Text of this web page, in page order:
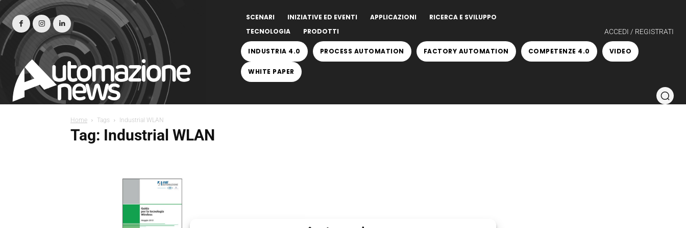
SCENARI INIZIATIVE ED EVENTI APPLICAZIONI
RICERCA E SVILUPPO
TECNOLOGIA
PRODOTTI ACCEDI / REGISTRATI
INDUSTRIA 4.0 PROCESS AUTOMATION FACTORY AUTOMATION COMPETENZE 4.0 VIDEO
WHITE PAPER
Home Tags Industrial WLAN
Tag: Industrial WLAN